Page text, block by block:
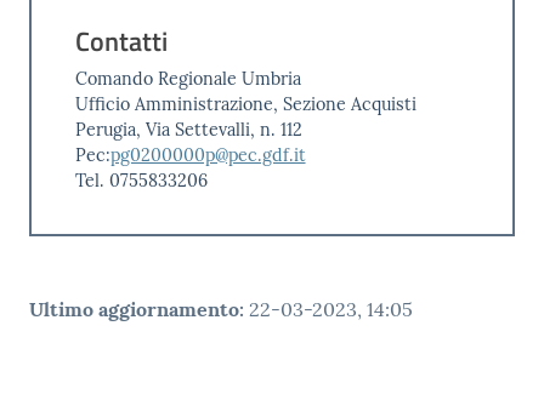
Contatti
Comando Regionale Umbria
Ufficio Amministrazione, Sezione Acquisti
Perugia, Via Settevalli, n. 112
Pec:pg0200000p@pec.gdf.it
Tel. 0755833206
Ultimo aggiornamento: 22-03-2023, 14:05